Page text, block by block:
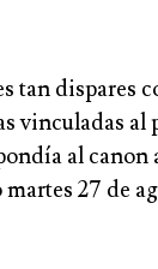
tan dispares
vinculadas
al
27 de